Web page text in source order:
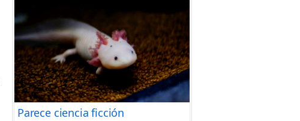
Parece ciencia ficción